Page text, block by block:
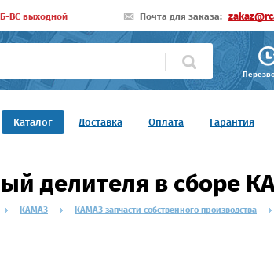
ВС выходной Почта для заказа:
Каталог Доставка Оплата Гарантия
делителя в сборе
КАМАЗ КАМАЗ запчасти собственного производства